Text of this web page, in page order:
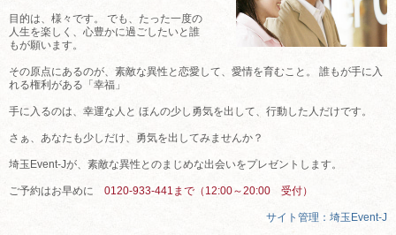
目的は、様々です。 でも、たった一度の
人生を楽しく、心豊かに過ごしたいと誰
もが願います。
その原点にあるのが、素敵な異性と恋愛して、愛情を育むこと。 誰もが手に入
れる権利がある「幸福」
手に入るのは、幸運な人と ほんの少し勇気を出して、行動した人だけです。
さぁ、あなたも少しだけ、勇気を出してみませんか？
埼玉Event-Jが、素敵な異性とのまじめな出会いをプレゼントします。
ご予約はお早めに 0120-933-441まで（12:00～20:00 受付）
サイト管理：埼玉Event-J